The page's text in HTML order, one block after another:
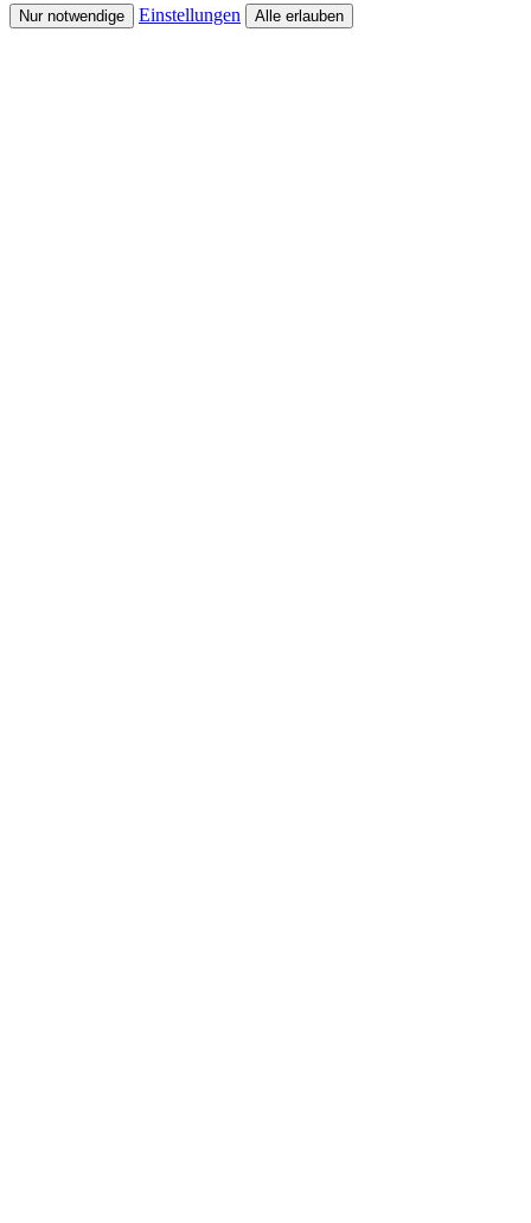
Nur notwendige Einstellungen Alle erlauben